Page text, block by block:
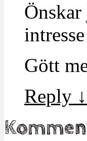
Önskar
Gött
Reply ↓